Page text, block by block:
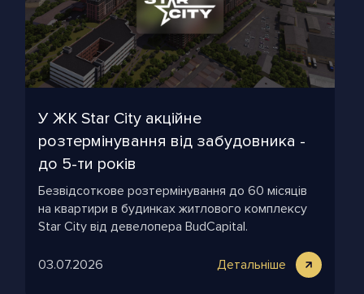
У ЖК Star City акційне
розтермінування від забудовника -
до 5-ти років
Безвідсоткове розтермінування до 60 місяців
на квартири в будинках житлового комплексу
Star City від девелопера BudCapital.
03.07.2026 Детальніше